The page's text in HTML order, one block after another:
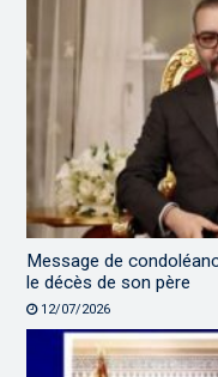
Message de
le décès de son père
12/07/2026